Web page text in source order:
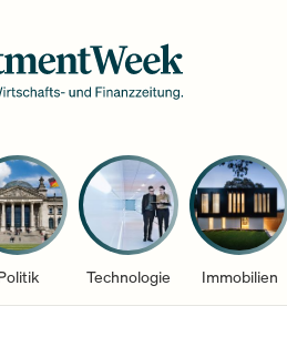
Technologie Immobilien